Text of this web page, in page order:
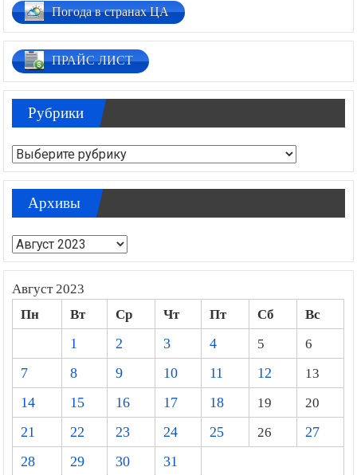
Погода в странах ЦА
ПРАЙС ЛИСТ
Рубрики
Рубрики
Архивы
Архивы
Август 2023
Пн Вт Ср Чт Пт Сб
Вс
1
2 3 4 5
6
7
8 9 10 11 12
13
14
15 16 17 18 19
20
21
22 23 24 25 26
27
28
29 30 31